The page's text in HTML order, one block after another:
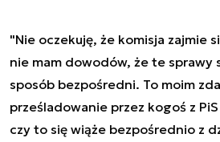
"Nie oczekuję, że komisja zajmie
nie mam dowodów, że te sprawy
sposób bezpośredni. To moim
prześladowanie przez kogoś z
czy to się wiąże bezpośrednio z